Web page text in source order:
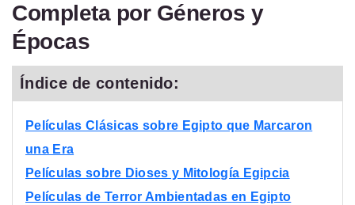
Completa por Géneros y
Épocas
Índice de contenido:
Películas Clásicas sobre Egipto que Marcaron
una Era
Películas sobre Dioses y Mitología Egipcia
Películas de Terror Ambientadas en Egipto